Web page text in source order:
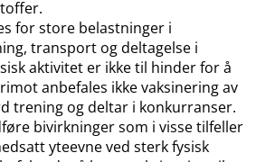
for store belastninger i
transport og deltagelse i
aktivitet er ikke til hinder for å
anbefales ikke vaksinering av
trening og deltar i konkurranser.
bivirkninger som i visse tilfeller
yteevne ved sterk fysisk